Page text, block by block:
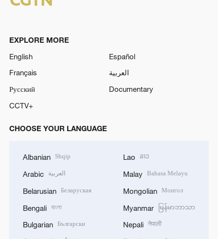
EXPLORE MORE
English
Español
Français
العربية
Русский
Documentary
CCTV+
CHOOSE YOUR LANGUAGE
Albanian Shqip
Arabic العربية
Belarusian Беларуская
Bengali বাংলা
Bulgarian Български
Lao ລາວ
Malay Bahasa Melayu
Mongolian Монгол
Myanmar မြန်မာဘာသာ
Nepali नेपाली